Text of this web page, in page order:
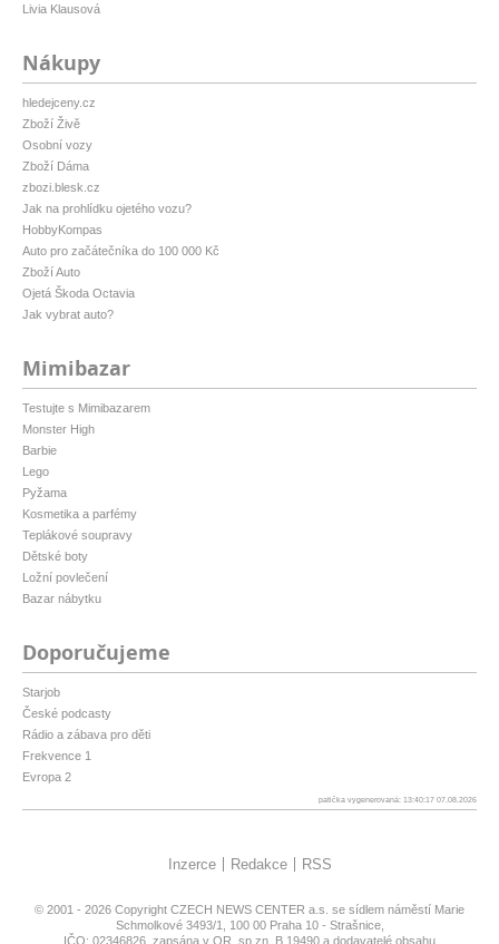
Livia Klausová
Nákupy
hledejceny.cz
Zboží Živě
Osobní vozy
Zboží Dáma
zbozi.blesk.cz
Jak na prohlídku ojetého vozu?
HobbyKompas
Auto pro začátečníka do 100 000 Kč
Zboží Auto
Ojetá Škoda Octavia
Jak vybrat auto?
Mimibazar
Testujte s Mimibazarem
Monster High
Barbie
Lego
Pyžama
Kosmetika a parfémy
Teplákové soupravy
Dětské boty
Ložní povlečení
Bazar nábytku
Doporučujeme
Starjob
České podcasty
Rádio a zábava pro děti
Frekvence 1
Evropa 2
patička vygenerovaná: 13:40:17 07.08.2026
Inzerce Redakce RSS
© 2001 - 2026 Copyright CZECH NEWS CENTER a.s. se sídlem náměstí Marie
Schmolkové 3493/1, 100 00 Praha 10 - Strašnice,
IČO: 02346826, zapsána v OR, sp.zn. B 19490 a dodavatelé obsahu